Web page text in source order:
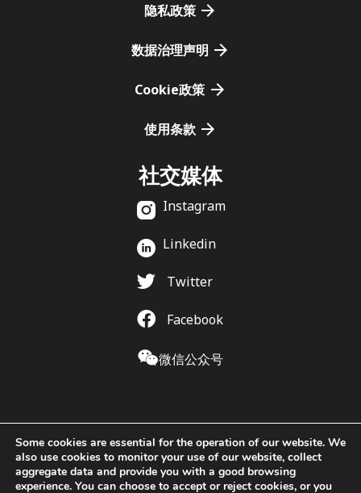
隐私政策
数据治理声明
Cookie政策
使用条款
社交媒体
Instagram
Linkedin
Twitter
Facebook
微信公众号
Some cookies are essential for the operation of our website. We
also use cookies to monitor your use of our website, collect
aggregate data and provide you with a good browsing
experience. You can choose to accept or reject cookies, or you